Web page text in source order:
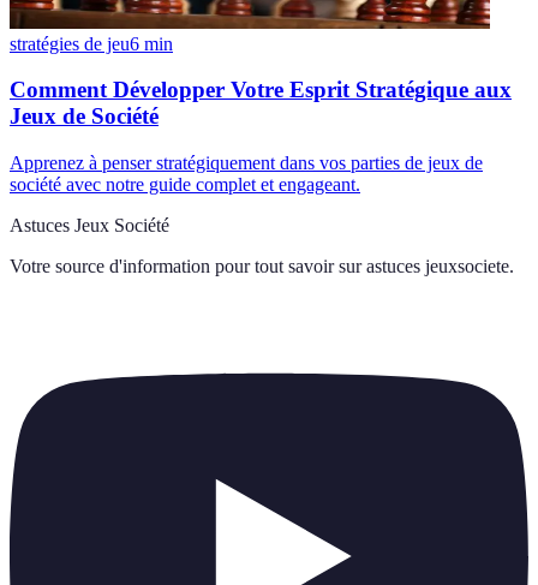
stratégies de jeu6 min
Comment Développer Votre Esprit Stratégique aux
Jeux de Société
Apprenez à penser stratégiquement dans vos parties de jeux de
société avec notre guide complet et engageant.
Astuces Jeux Société
Votre source d'information pour tout savoir sur astuces jeuxsociete.